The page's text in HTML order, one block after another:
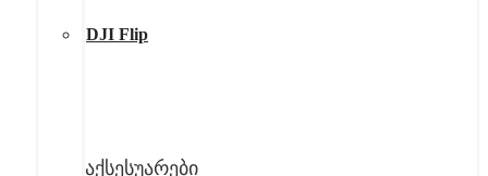
DJI Flip
აქსესუარები